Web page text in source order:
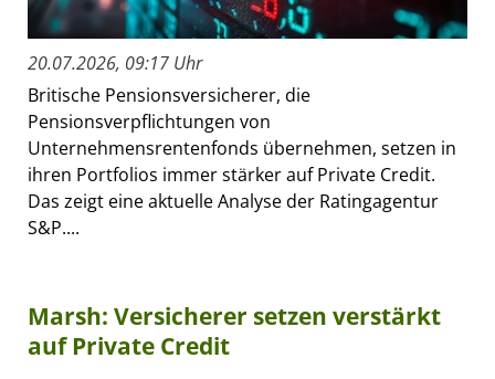
20.07.2026, 09:17 Uhr
Britische Pensionsversicherer, die
Pensionsverpflichtungen von
Unternehmensrentenfonds übernehmen, setzen in
ihren Portfolios immer stärker auf Private Credit.
Das zeigt eine aktuelle Analyse der Ratingagentur
S&P....
Marsh: Versicherer setzen verstärkt
auf Private Credit